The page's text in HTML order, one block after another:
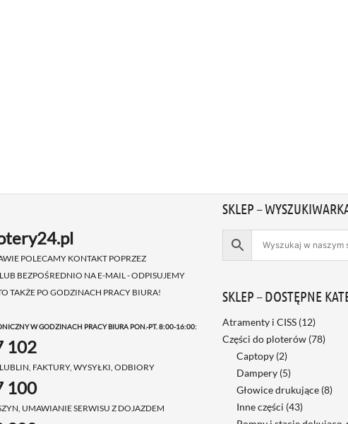
POLECAMY KONTAKT POPRZEZ
BEZPOŚREDNIO NA E-MAIL - ODPISUJEMY
TAKŻE PO GODZINACH PRACY BIURA!
W GODZINACH PRACY BIURA PON.-PT. 8:00-16:00:
102
FAKTURY, WYSYŁKI, ODBIORY
100
UMAWIANIE SERWISU Z DOJAZDEM
SKLEP –
SKLEP – DOSTĘPNE
Atramenty i CISS (12)
Części do ploterów (78)
Captopy (2)
Dampery (5)
Głowice drukujące (8)
Inne części (43)